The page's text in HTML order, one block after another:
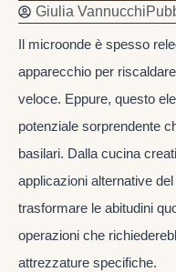
Giulia Vannucchi
Il microonde è spesso
apparecchio per
veloce. Eppure, questo
potenziale sorprendente
basilari. Dalla cucina
applicazioni alternative
trasformare le abitudini
operazioni che
attrezzature specifiche.